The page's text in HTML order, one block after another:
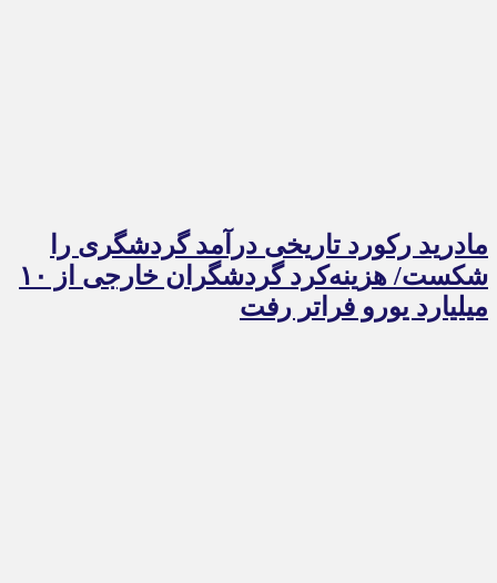
مادرید رکورد تاریخی درآمد گردشگری را
شکست/ هزینه‌کرد گردشگران خارجی از ۱۰
میلیارد یورو فراتر رفت